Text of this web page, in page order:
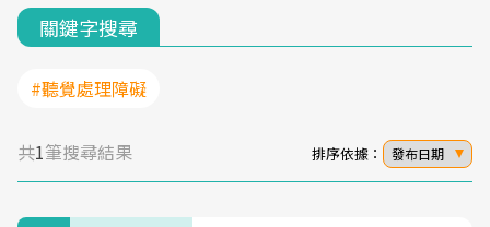
關鍵字搜尋
#聽覺處理障礙
共1筆搜尋結果 排序依據： 發布日期